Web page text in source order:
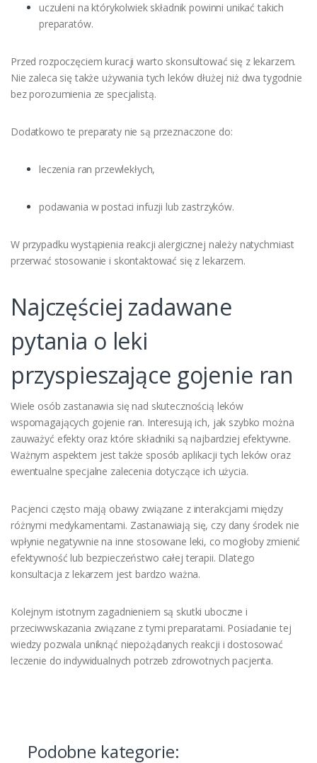
uczuleni na którykolwiek składnik powinni unikać takich
preparatów.
Przed rozpoczęciem kuracji warto skonsultować się z lekarzem.
Nie zaleca się także używania tych leków dłużej niż dwa tygodnie
bez porozumienia ze specjalistą.
Dodatkowo te preparaty nie są przeznaczone do:
leczenia ran przewlekłych,
podawania w postaci infuzji lub zastrzyków.
W przypadku wystąpienia reakcji alergicznej należy natychmiast
przerwać stosowanie i skontaktować się z lekarzem.
Najczęściej zadawane
pytania o leki
przyspieszające gojenie ran
Wiele osób zastanawia się nad skutecznością leków
wspomagających gojenie ran. Interesują ich, jak szybko można
zauważyć efekty oraz które składniki są najbardziej efektywne.
Ważnym aspektem jest także sposób aplikacji tych leków oraz
ewentualne specjalne zalecenia dotyczące ich użycia.
Pacjenci często mają obawy związane z interakcjami między
różnymi medykamentami. Zastanawiają się, czy dany środek nie
wpłynie negatywnie na inne stosowane leki, co mogłoby zmienić
efektywność lub bezpieczeństwo całej terapii. Dlatego
konsultacja z lekarzem jest bardzo ważna.
Kolejnym istotnym zagadnieniem są skutki uboczne i
przeciwwskazania związane z tymi preparatami. Posiadanie tej
wiedzy pozwala uniknąć niepożądanych reakcji i dostosować
leczenie do indywidualnych potrzeb zdrowotnych pacjenta.
Podobne kategorie: